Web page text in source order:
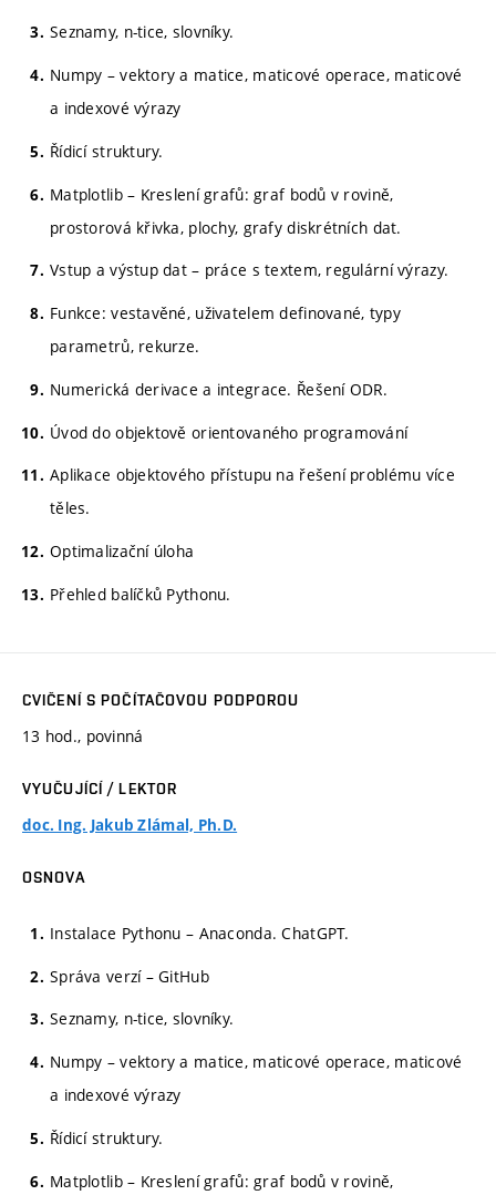
Seznamy, n-tice, slovníky.
Numpy – vektory a matice, maticové operace, maticové
a indexové výrazy
Řídicí struktury.
Matplotlib – Kreslení grafů: graf bodů v rovině,
prostorová křivka, plochy, grafy diskrétních dat.
Vstup a výstup dat – práce s textem, regulární výrazy.
Funkce: vestavěné, uživatelem definované, typy
parametrů, rekurze.
Numerická derivace a integrace. Řešení ODR.
Úvod do objektově orientovaného programování
Aplikace objektového přístupu na řešení problému více
těles.
Optimalizační úloha
Přehled balíčků Pythonu.
CVIČENÍ S POČÍTAČOVOU PODPOROU
13 hod., povinná
VYUČUJÍCÍ / LEKTOR
doc. Ing. Jakub Zlámal, Ph.D.
OSNOVA
Instalace Pythonu – Anaconda. ChatGPT.
Správa verzí – GitHub
Seznamy, n-tice, slovníky.
Numpy – vektory a matice, maticové operace, maticové
a indexové výrazy
Řídicí struktury.
Matplotlib – Kreslení grafů: graf bodů v rovině,